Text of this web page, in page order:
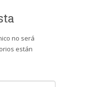
no será
están